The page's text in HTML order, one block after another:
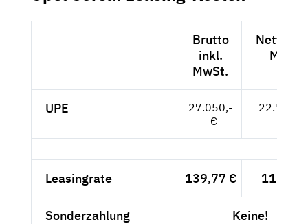
Brutto
inkl.
MwSt.
Netto
MwSt.
UPE
27.050,-
- €
Leasingrate 139,77 € 117,45
Sonderzahlung Keine!